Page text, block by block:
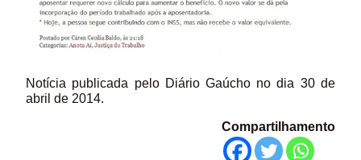
Notícia publicada pelo Diário Gaúcho no dia 30 de
abril de 2014.
Compartilhamento